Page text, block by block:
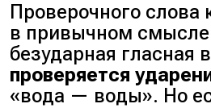
Проверочного слова
в привычном смысле
безударная гласная
проверяется
«вода — воды». Но